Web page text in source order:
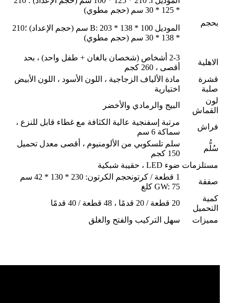
بحجم
* 125 * 30 سم (حجم مطوي)
الموديل B: 203 * 138 * 100 سم (حجم الإعداد) ؛210
* 138 * 30 سم (حجم مطوي)
الاهلية
2-3 أشخاص (شخصان بالغان + طفل واحد) ، بحد
أقصى ، 260 كجم
قشرة
صلبة
مادة الألياف الزجاجية ، اللون الأسود ، اللون الأبيض
اختيارية
لون
القماش
البيج والرمادي والأخضر
فراش
مرتبة إسفنجية عالية الكثافة مع غطاء قابل للنزع ،
سماكة 6 سم
سُلُّم
سلم تلسكوبي من الألومنيوم ، أقصى معدل تحميل
150 كجم
مستلزمات ضوء LED ، حقيبة شبكية
صفقة
1 قطعة / كرتونحجم الكرتون: 230 * 130 * 42 سم
GW: 75 كلغ
كمية
التحميل
20 قطعة / 20 قدمًا ، 48 قطعة / 40 قدمًا
مميزات
سهل التركيب والفتح والغلق